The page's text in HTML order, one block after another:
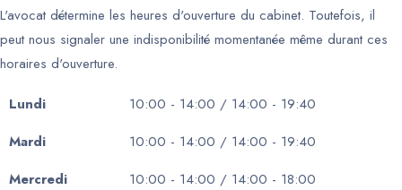
L'avocat détermine les heures d'ouverture du cabinet. Toutefois, il
peut nous signaler une indisponibilité momentanée même durant ces
horaires d'ouverture.
Lundi
10:00 - 14:00 / 14:00 - 19:40
Mardi
10:00 - 14:00 / 14:00 - 19:40
Mercredi
10:00 - 14:00 / 14:00 - 18:00